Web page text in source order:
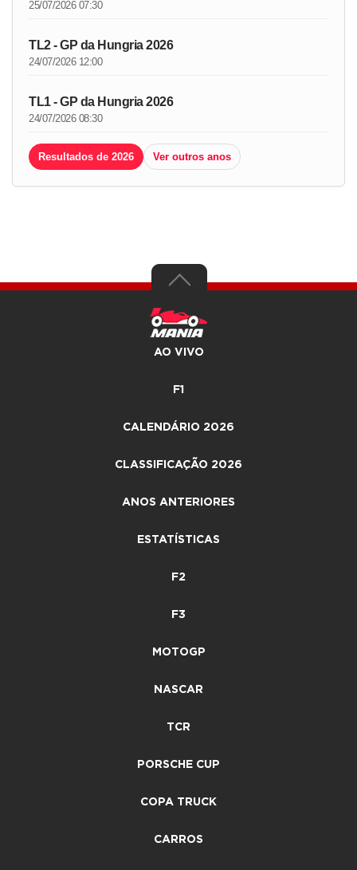
25/07/2026 07:30
TL2 - GP da Hungria 2026
24/07/2026 12:00
TL1 - GP da Hungria 2026
24/07/2026 08:30
Resultados de 2026 Ver outros anos
AO VIVO
F1
CALENDÁRIO 2026
CLASSIFICAÇÃO 2026
ANOS ANTERIORES
ESTATÍSTICAS
F2
F3
MOTOGP
NASCAR
TCR
PORSCHE CUP
COPA TRUCK
CARROS